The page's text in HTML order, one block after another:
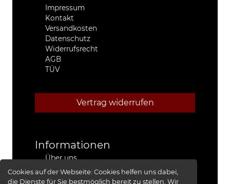
Cookies auf der Webseite:Cookies helfen uns dabei,
die Dienste für Sie bestmöglich bereit zu stellen. Wir
Impressum
Kontakt
Versandkosten
Datenschutz
Widerrufsrecht
AGB
TÜV
Vertrag widerrufen
Informationen
Über uns
Stützpunkthändler
4x4 Kfz-Meister Werkstatt Jeep®